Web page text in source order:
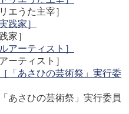
エうた主宰］
家］
ーティスト］
あさひの芸術祭」実行委員